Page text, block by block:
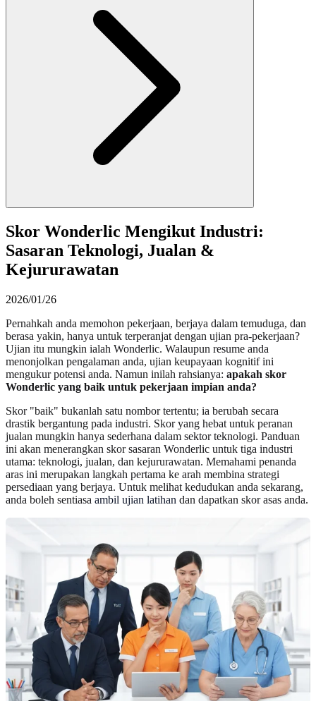
Skor Wonderlic Mengikut Industri:
Sasaran Teknologi, Jualan &
Kejururawatan
2026/01/26
Pernahkah anda memohon pekerjaan, berjaya dalam temuduga, dan
berasa yakin, hanya untuk terperanjat dengan ujian pra-pekerjaan?
Ujian itu mungkin ialah Wonderlic. Walaupun resume anda
menonjolkan pengalaman anda, ujian keupayaan kognitif ini
mengukur potensi anda. Namun inilah rahsianya: apakah skor
Wonderlic yang baik untuk pekerjaan impian anda?
Skor "baik" bukanlah satu nombor tertentu; ia berubah secara
drastik bergantung pada industri. Skor yang hebat untuk peranan
jualan mungkin hanya sederhana dalam sektor teknologi. Panduan
ini akan menerangkan skor sasaran Wonderlic untuk tiga industri
utama: teknologi, jualan, dan kejururawatan. Memahami penanda
aras ini merupakan langkah pertama ke arah membina strategi
persediaan yang berjaya. Untuk melihat kedudukan anda sekarang,
anda boleh sentiasa ambil ujian latihan dan dapatkan skor asas anda.